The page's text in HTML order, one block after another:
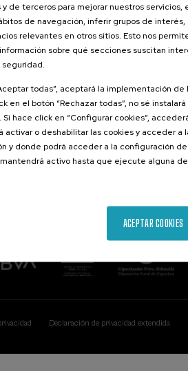
48
/ San Sebastián
Spain
con nosotros
Declaración de privacidad extendida
de terceros para mejorar nuestros servicios,
de navegación, inferir grupos de
relevantes en otros sitios. Esto nos
sobre qué secciones suscitan
seguridad.
todas”, aceptará la implementación
en el botón “Rechazar todas”, no sé
hace click en “Configurar cookies”,
activar o deshabilitar las cookies y acceder a
y donde podrá acceder a la configuración
activo hasta que ejecute alguna
ACEPTAR COOKIES